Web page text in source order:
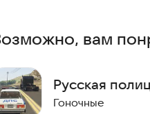
вам
Русская
гонки
Гоночные